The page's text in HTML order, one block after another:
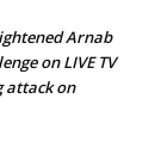
Arnab
on LIVE TV
attack on